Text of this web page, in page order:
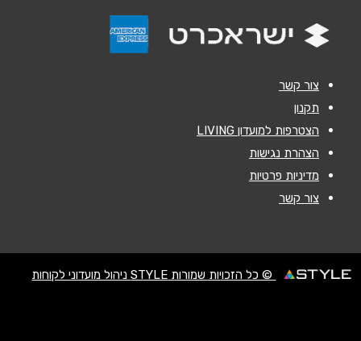
נושא*
הודעה
צור קשר
תקנון
הצטרפות למועדון LIVING
הצהרת נגישות
מדיניות פרטיות
צור קשר
© כל הזכויות שמורות STYLE ניהול מועדוני לקוחות